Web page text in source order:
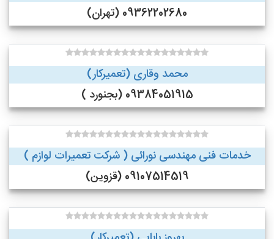
09362202680 (تهران)
محمد وقاری (تعمیرکار)
09384051915 (بجنورد )
خدمات فنی مهندسی نورائی ( شرکت تعمیرات لوازم )
09107514519 (قزوین)